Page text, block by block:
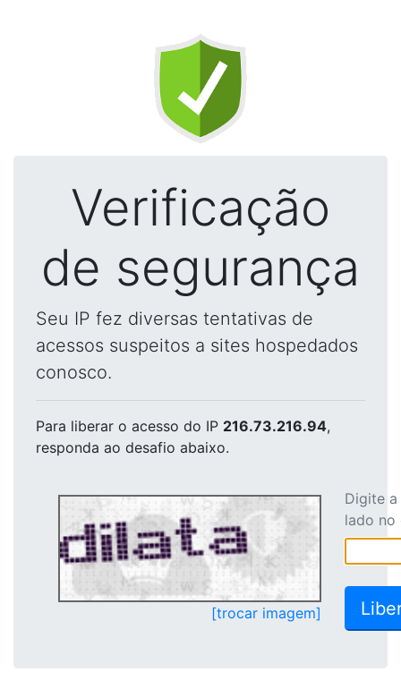
Verificação
de segurança
Seu IP fez diversas tentativas de
acessos suspeitos a sites hospedados
conosco.
Para liberar o acesso do IP 216.73.216.94,
responda ao desafio abaixo.
[trocar imagem]
Digite
lado no